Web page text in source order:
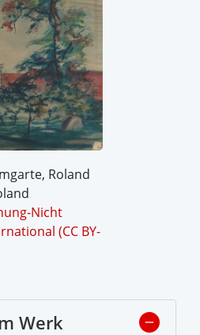
Roland
Nicht
(CC BY-
Werk